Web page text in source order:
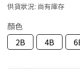
供貨狀況: 尚有庫存
顏色
2B
4B